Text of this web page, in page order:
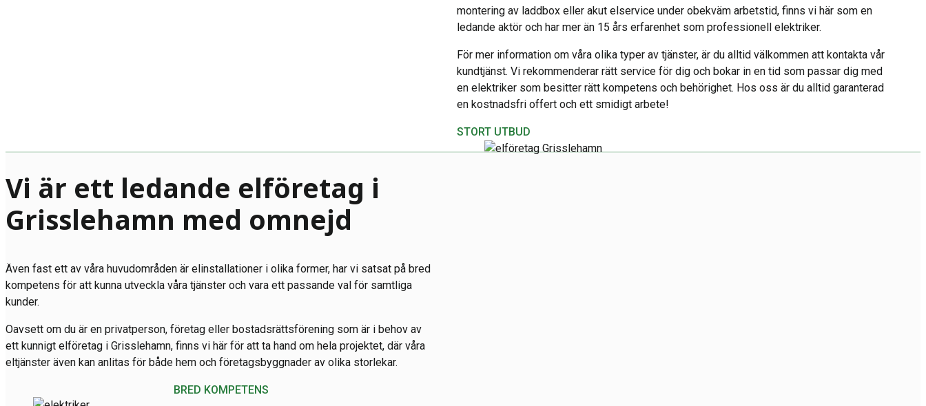
montering av laddbox eller akut elservice under obekväm arbetstid, finns vi här som en
ledande aktör och har mer än 15 års erfarenhet som professionell elektriker.
För mer information om våra olika typer av tjänster, är du alltid välkommen att kontakta vår
kundtjänst. Vi rekommenderar rätt service för dig och bokar in en tid som passar dig med
en elektriker som besitter rätt kompetens och behörighet. Hos oss är du alltid garanterad
en kostnadsfri offert och ett smidigt arbete!
STORT UTBUD
Vi är ett ledande elföretag i
Grisslehamn med omnejd
Även fast ett av våra huvudområden är elinstallationer i olika former, har vi satsat på bred
kompetens för att kunna utveckla våra tjänster och vara ett passande val för samtliga
kunder.
Oavsett om du är en privatperson, företag eller bostadsrättsförening som är i behov av
ett kunnigt elföretag i Grisslehamn, finns vi här för att ta hand om hela projektet, där våra
eltjänster även kan anlitas för både hem och företagsbyggnader av olika storlekar.
BRED KOMPETENS